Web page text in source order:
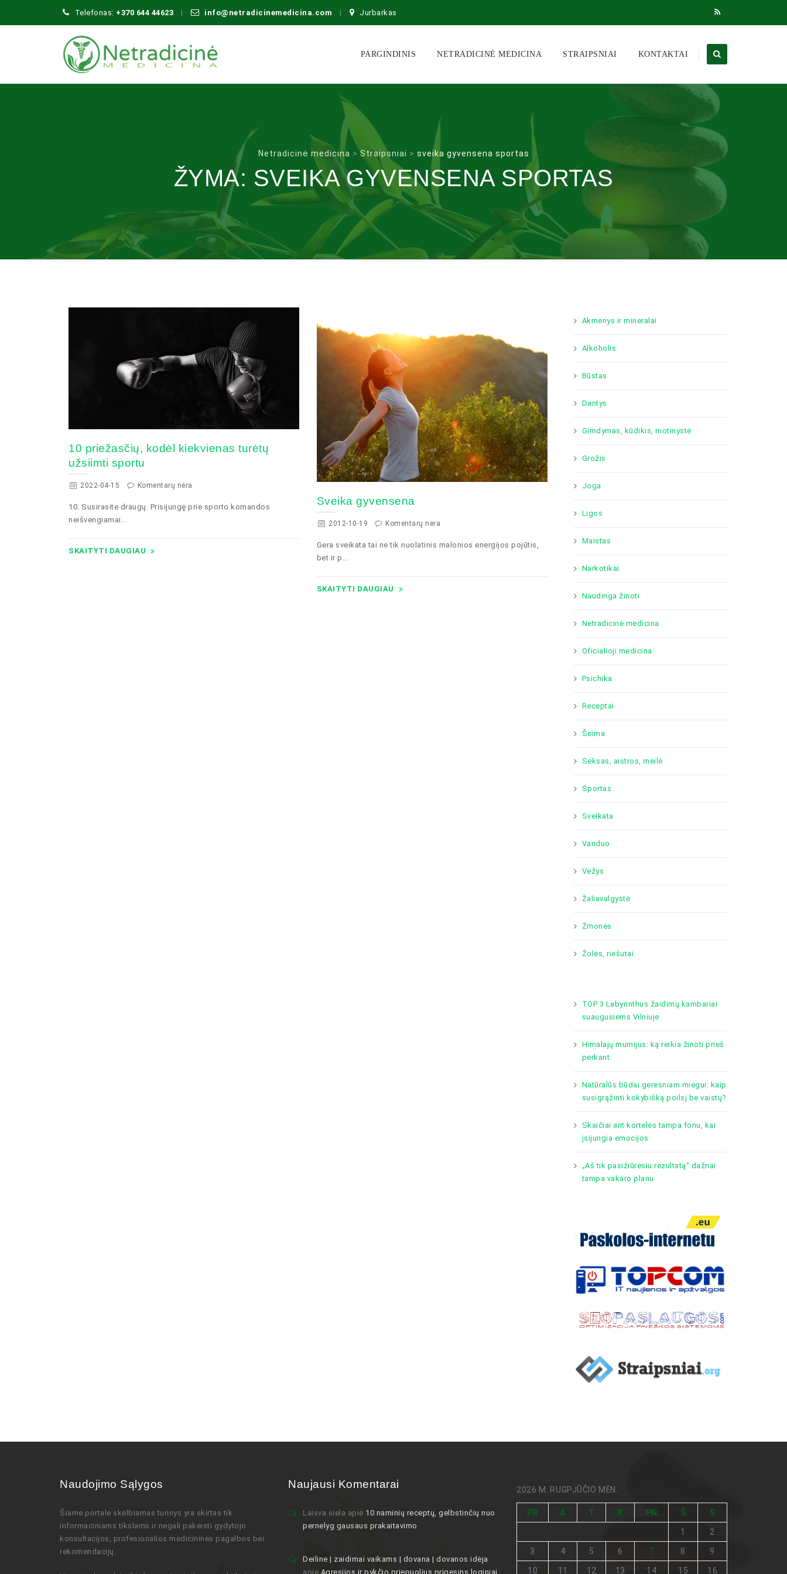
Telefonas: +370 644 44623 info@netradicinemedicina.com Jurbarkas
content
PARGINDINIS NETRADICINĖ MEDICINA STRAIPSNIAI KONTAKTAI
Netradicinė medicina >Straipsniai > sveika gyvensena sportas
ŽYMA: SVEIKA GYVENSENA SPORTAS
10 priežasčių, kodėl kiekvienas turėtų
užsiimti sportu
2022-04-15 Komentarų nėra
10. Susirasite draugų. Prisijungę prie sporto komandos
neišvengiamai...
SKAITYTI DAUGIAU
Sveika gyvensena
2012-10-19 Komentarų nėra
Gera sveikata tai ne tik nuolatinis malonios energijos pojūtis,
bet ir p...
SKAITYTI DAUGIAU
Akmenys ir mineralai
Alkoholis
Būstas
Dantys
Gimdymas, kūdikis, motinystė
Grožis
Joga
Ligos
Maistas
Narkotikai
Naudinga žinoti
Netradicinė medicina
Oficialioji medicina
Psichika
Receptai
Šeima
Seksas, aistros, meilė
Sportas
Sveikata
Vanduo
Vėžys
Žaliavalgystė
Žmonės
Žolės, riešutai
TOP 3 Labyrinthus žaidimų kambariai
suaugusiems Vilniuje
Himalajų mumijus: ką reikia žinoti prieš
perkant
Natūralūs būdai geresniam miegui: kaip
susigrąžinti kokybišką poilsį be vaistų?
Skaičiai ant kortelės tampa fonu, kai
įsijungia emocijos
„Aš tik pasižiūrėsiu rezultatą“ dažnai
tampa vakaro planu
Naudojimo Sąlygos
Šiame portale skelbiamas turinys yra skirtas tik
informaciniams tikslams ir negali pakeisti gydytojo
konsultacijos, profesionalios medicininės pagalbos bei
rekomendacijų .
Naujausi Komentarai
Laisva siela apie 10 naminių receptų, gelbstinčių nuo
pernelyg gausaus prakaitavimo
Deiline | zaidimai vaikams | dovana | dovanos idėja
apie Agresijos ir pykčio priepuolius prigesins loginiai
2026 M. RUGPJŪČIO MĖN.
PR A T K PN Š S
1 2
3 4 5 6 7 8 9
10 11 12 13 14 15 16